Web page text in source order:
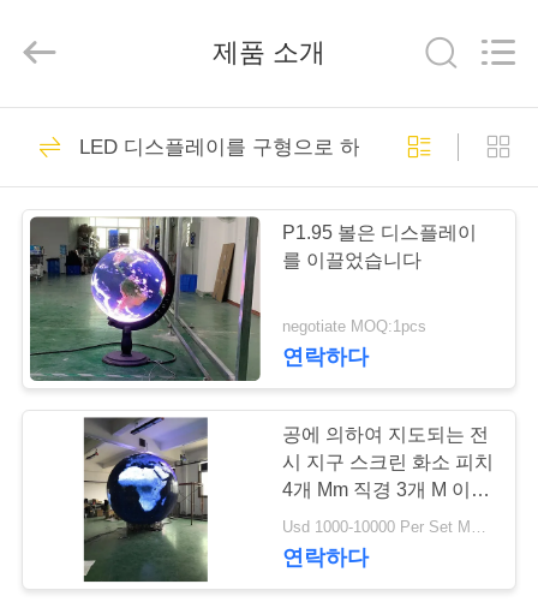
제
품
비
디
Shenzhen
Weigu
Co.,
야외 LED 디스플레
이
151
실내 LED 디스플레
이
95
제품 소개
LED 디스플레이를 구형으로 하세요
P1.95 볼은 디스플레이
를 이끌었습니다
negotiate MOQ:1pcs
연락하다
공에 의하여 지도되는 전
시 지구 스크린 화소 피치
4개 Mm 직경 3개 M 이음
새가 없는 접합
Usd 1000-10000 Per Set MOQ:1 세트
연락하다